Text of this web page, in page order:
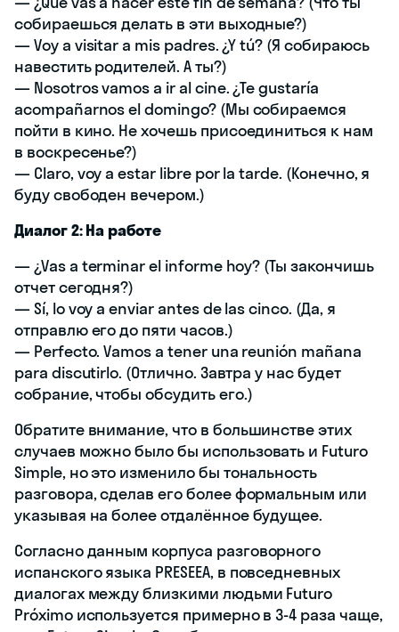
собираешься делать в эти выходные?)
— Voy a visitar a mis padres. ¿Y tú? (Я собираюсь
навестить родителей. А ты?)
— Nosotros vamos a ir al cine. ¿Te gustaría
acompañarnos el domingo? (Мы собираемся
пойти в кино. Не хочешь присоединиться к нам
в воскресенье?)
— Claro, voy a estar libre por la tarde. (Конечно, я
буду свободен вечером.)
Диалог 2: На работе
— ¿Vas a terminar el informe hoy? (Ты закончишь
отчет сегодня?)
— Sí, lo voy a enviar antes de las cinco. (Да, я
отправлю его до пяти часов.)
— Perfecto. Vamos a tener una reunión mañana
para discutirlo. (Отлично. Завтра у нас будет
собрание, чтобы обсудить его.)
Обратите внимание, что в большинстве этих
случаев можно было бы использовать и Futuro
Simple, но это изменило бы тональность
разговора, сделав его более формальным или
указывая на более отдалённое будущее.
Согласно данным корпуса разговорного
испанского языка PRESEEA, в повседневных
диалогах между близкими людьми Futuro
Próximo используется примерно в 3-4 раза чаще,